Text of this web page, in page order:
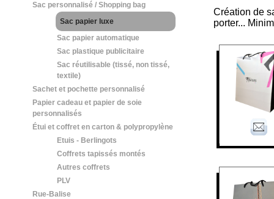
Sac personnalisé / Shopping bag
Sac papier luxe
Sac papier automatique
Sac plastique publicitaire
Sac réutilisable (tissé, non tissé,
textile)
Sachet et pochette personnalisé
Papier cadeau et papier de soie
personnalisés
Étui et coffret en carton & polypropylène
Etuis - Berlingots
Coffrets tapissés montés
Autres coffrets
PLV
Rue-Balise
Création de
porter...